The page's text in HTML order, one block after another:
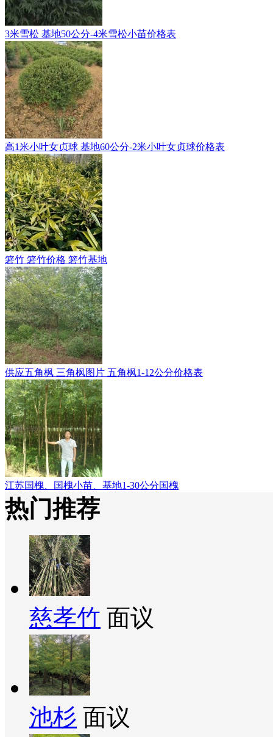
3米雪松 基地50公分-4米雪松小苗价格表
高1米小叶女贞球 基地60公分-2米小叶女贞球价格表
箬竹 箬竹价格 箬竹基地
供应五角枫 三角枫图片 五角枫1-12公分价格表
江苏国槐、国槐小苗、基地1-30公分国槐
热门推荐
慈孝竹 面议
池杉 面议